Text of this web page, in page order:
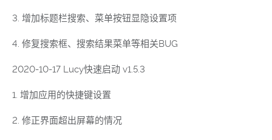
3. 增加标题栏搜索、菜单按钮显隐设置项
4. 修复搜索框、搜索结果菜单等相关BUG
2020-10-17 Lucy快速启动 v1.5.3
1. 增加应用的快捷键设置
2. 修正界面超出屏幕的情况